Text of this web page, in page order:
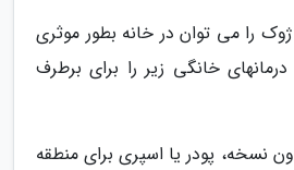
را می توان در خانه بطور موثری
خانگی زیر را برای برطرف
نسخه، پودر یا اسپری برای منطقه